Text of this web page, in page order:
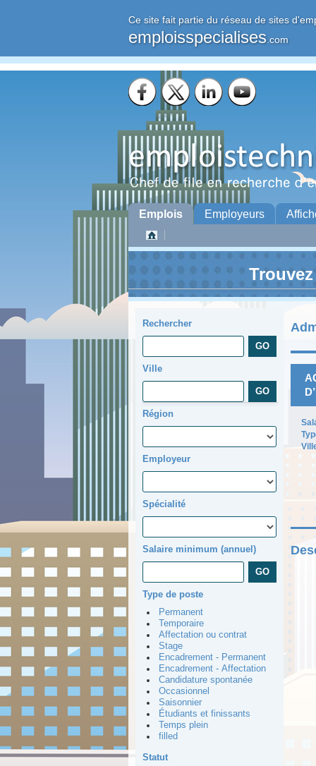
Ce site fait partie du réseau de sites
emploisspecialises .com
Emplois Employeurs
Rechercher
Ville
Région
Employeur
Spécialité
Salaire minimum (annuel)
Type de poste
Permanent
Temporaire
Affectation ou contrat
Stage
Encadrement - Permanent
Encadrement - Affectation
Candidature spontanée
Occasionnel
Saisonnier
Étudiants et finissants
Temps plein
filled
Statut